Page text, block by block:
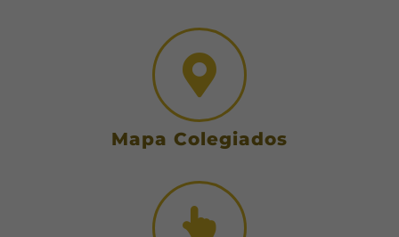
Mapa Colegiados